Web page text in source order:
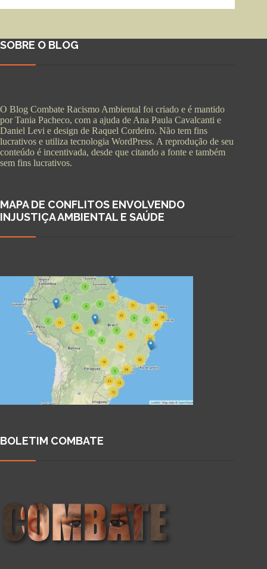
SOBRE O BLOG
O Blog Combate Racismo Ambiental foi criado e é mantido
por Tania Pacheco, com a ajuda de Ana Paula Cavalcanti e
Daniel Levi e design de Raquel Cordeiro. Não tem fins
lucrativos e utiliza tecnologia WordPress. A reprodução de seu
conteúdo é incentivada, desde que citando a fonte e também
sem fins lucrativos.
MAPA DE CONFLITOS ENVOLVENDO
INJUSTIÇA AMBIENTAL E SAÚDE
BOLETIM COMBATE